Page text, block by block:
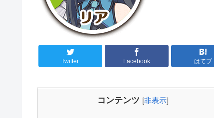
Twitter Facebook はてブ
コンテンツ [非表示]